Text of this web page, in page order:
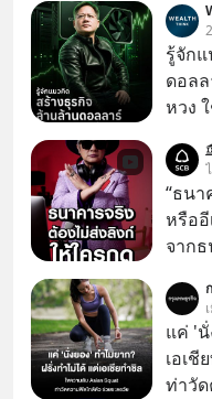
รู้จัก
ดอล
หวง
ทำธุร
ลูกค้
“ธนา
หรืออี
จาก
ทันที
มุกห
กันค่ะ #แก้เกมกลโกง #ป้าเก๋าเ
โกง
แค่ 'นั่
เอเ
ท่าวั